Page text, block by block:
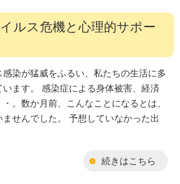
ルス危機と心理的サポー
染が猛威をふるい、私たちの生活に多
ます。 感染症による身体被害、経済
。数か月前、こんなことになるとは、
ませんでした。 予想していなかった出
続きはこちら